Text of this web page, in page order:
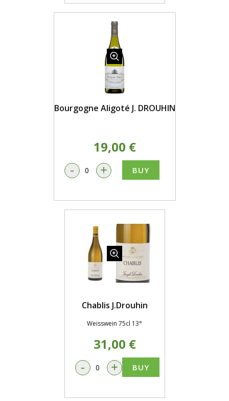
Bourgogne Aligoté J. DROUHIN
19,00 €
- + BUY
Chablis J.Drouhin
Weisswein 75cl 13°
31,00 €
- + BUY